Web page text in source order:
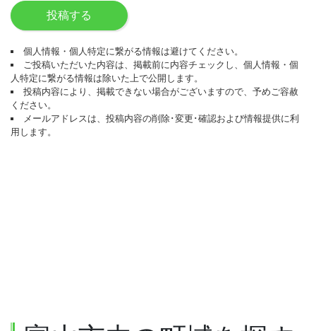
投稿する
個人情報・個人特定に繋がる情報は避けてください。
ご投稿いただいた内容は、掲載前に内容チェックし、個人情報・個
人特定に繋がる情報は除いた上で公開します。
投稿内容により、掲載できない場合がございますので、予めご容赦
ください。
メールアドレスは、投稿内容の削除･変更･確認および情報提供に利
用します。